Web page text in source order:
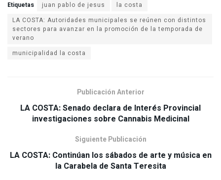
Etiquetas juan pablo de jesus
la costa
LA COSTA: Autoridades municipales se reúnen con distintos
sectores para avanzar en la promoción de la temporada de
verano
municipalidad la costa
Publicación Anterior
LA COSTA: Senado declara de Interés Provincial
investigaciones sobre Cannabis Medicinal
Siguiente Publicación
LA COSTA: Continúan los sábados de arte y música en
la Carabela de Santa Teresita